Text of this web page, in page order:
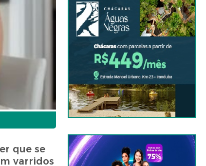
que se
varridos